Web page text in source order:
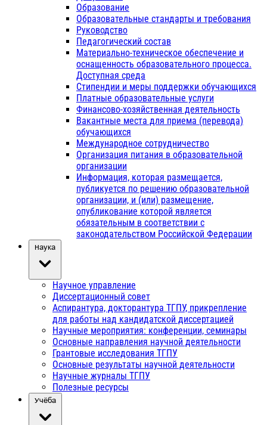
Образование
Образовательные стандарты и требования
Руководство
Педагогический состав
Материально-техническое обеспечение и
оснащенность образовательного процесса.
Доступная среда
Стипендии и меры поддержки обучающихся
Платные образовательные услуги
Финансово-хозяйственная деятельность
Вакантные места для приема (перевода)
обучающихся
Международное сотрудничество
Организация питания в образовательной
организации
Информация, которая размещается,
публикуется по решению образовательной
организации, и (или) размещение,
опубликование которой является
обязательным в соответствии с
законодательством Российской Федерации
Наука
Научное управление
Диссертационный совет
Аспирантура, докторантура ТГПУ, прикрепление
для работы над кандидатской диссертацией
Научные мероприятия: конференции, семинары
Основные направления научной деятельности
Грантовые исследования ТГПУ
Основные результаты научной деятельности
Научные журналы ТГПУ
Полезные ресурсы
Учёба